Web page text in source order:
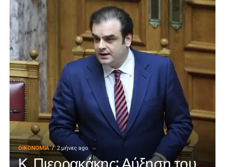
ΟΙΚΟΝΟΜΊΑ 2 μήνες ago
Κ. Πιερρακάκης: Αύξηση του